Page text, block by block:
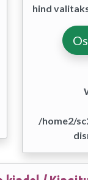
hind
/home2/